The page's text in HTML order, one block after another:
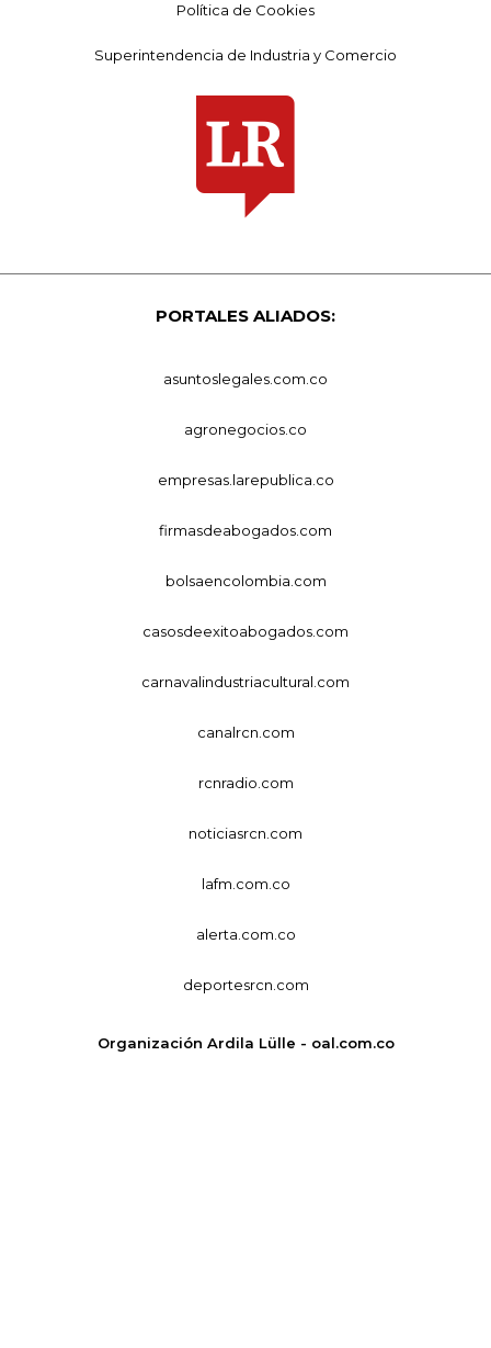
Política de Cookies
Superintendencia de Industria y Comercio
PORTALES ALIADOS:
asuntoslegales.com.co
agronegocios.co
empresas.larepublica.co
firmasdeabogados.com
bolsaencolombia.com
casosdeexitoabogados.com
carnavalindustriacultural.com
canalrcn.com
rcnradio.com
noticiasrcn.com
lafm.com.co
alerta.com.co
deportesrcn.com
Organización Ardila Lülle - oal.com.co